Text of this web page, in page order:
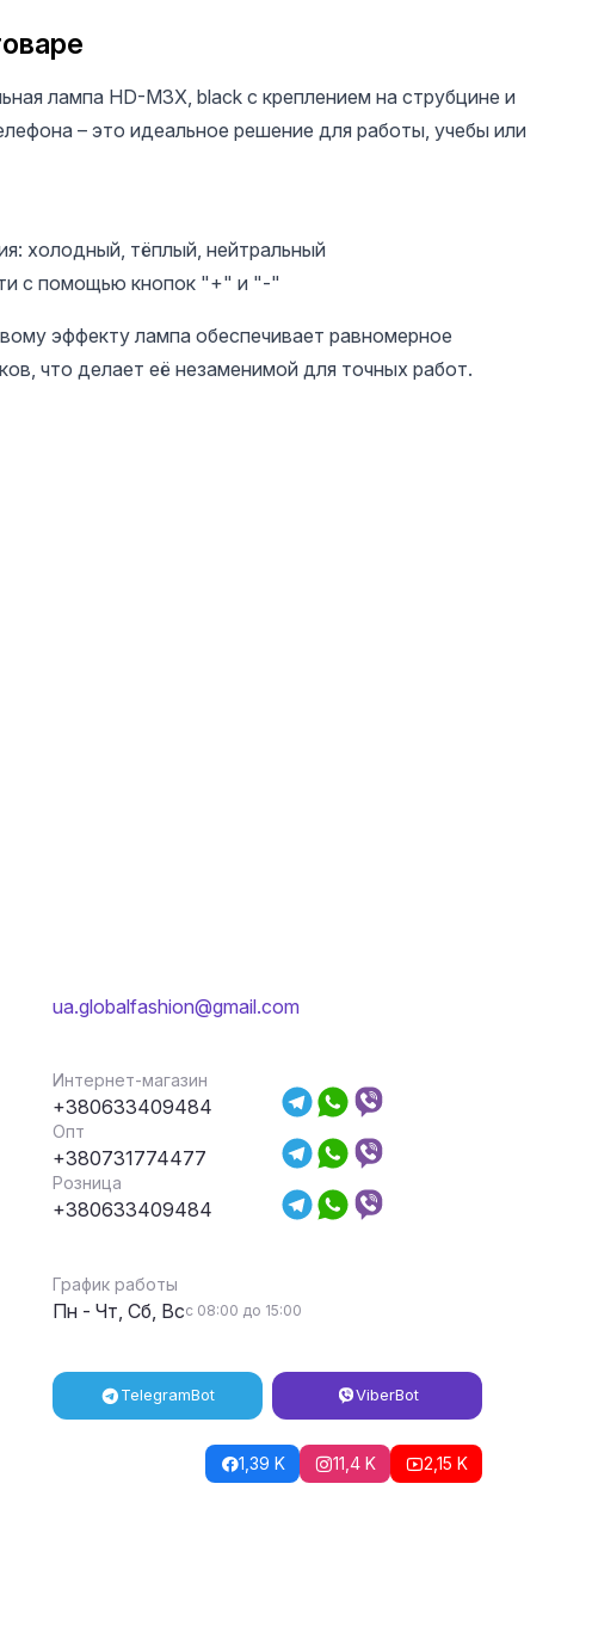
170 UAH
Двойные верхние
формы Сэндвич,
форма миндаль,
Лампа BM-19 гибкая
на аккумуляторе для
сушки ногтей
UV+LED с дисплеем
лампа HD-M3X, black с креплением на струбцине и
– это идеальное решение для работы, учебы или
холодный, тёплый, нейтральный
с помощью кнопок "+" и "-"
эффекту лампа обеспечивает равномерное
что делает её незаменимой для точных работ.
ua.globalfashion@gmail.com
Интернет-магазин
+380633409484
Опт
+380731774477
Розница
+380633409484
График работы
Пн - Чт, Сб, Всс 08:00 до 15:00
TelegramBot ViberBot
1,39 K 11,4 K 2,15 K